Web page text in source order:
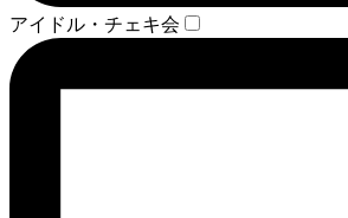
アイドル・チェキ会